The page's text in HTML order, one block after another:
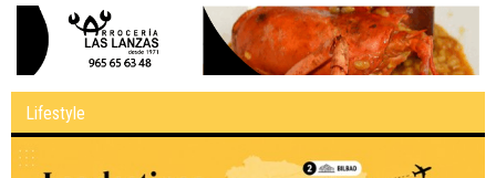
Lifestyle